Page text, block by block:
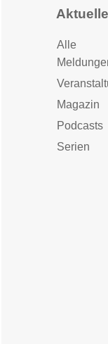
Alle
Magazin
Podcasts
Serien